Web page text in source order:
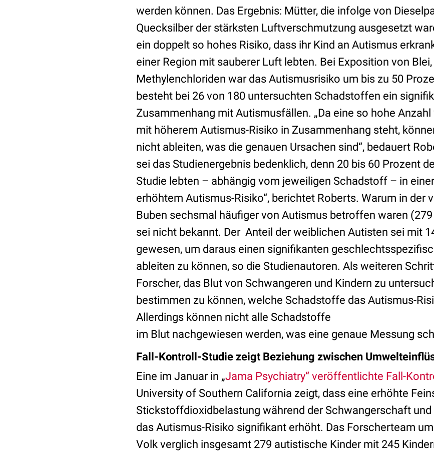
werden können. Das Ergebnis: Mütter, die infolge von
Quecksilber der stärksten Luftverschmutzung ausgesetzt
ein doppelt so hohes Risiko, dass ihr Kind an Autismus
einer Region mit sauberer Luft lebten. Bei Exposition von
Methylenchloriden war das Autismusrisiko um bis zu 50
besteht bei 26 von 180 untersuchten Schadstoffen ein
Zusammenhang mit Autismusfällen. „Da eine so hohe
mit höherem Autismus-Risiko in Zusammenhang steht,
nicht ableiten, was die genauen Ursachen sind“, bedauert
sei das Studienergebnis bedenklich, denn 20 bis 60 Prozent
Studie lebten – abhängig vom jeweiligen Schadstoff – in
erhöhtem Autismus-Risiko“, berichtet Roberts. Warum in der
Buben sechsmal häufiger von Autismus betroffen waren
sei nicht bekannt. Der Anteil der weiblichen Autisten sei mit
gewesen, um daraus einen signifikanten
ableiten zu können, so die Studienautoren. Als weiteren
Forscher, das Blut von Schwangeren und Kindern zu
bestimmen zu können, welche Schadstoffe das Autismus-
Allerdings können nicht alle Schadstoffe
im Blut nachgewiesen werden, was eine genaue Messung
Fall-Kontroll-Studie zeigt Beziehung zwischen
Eine im Januar in „Jama Psychiatry“ veröffentlichte Fall-
University of Southern California zeigt, dass eine erhöhte
Stickstoffdioxidbelastung während der Schwangerschaft
das Autismus-Risiko signifikant erhöht. Das Forscherteam
Volk verglich insgesamt 279 autistische Kinder mit 245